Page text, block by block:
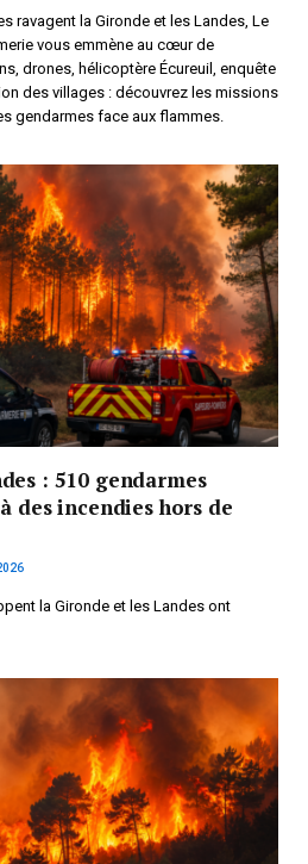
ravagent la Gironde et les Landes, Le
vous emmène au cœur de
drones, hélicoptère Écureuil, enquête
des villages : découvrez les missions
gendarmes face aux flammes.
: 510 gendarmes
des incendies hors de
la Gironde et les Landes ont